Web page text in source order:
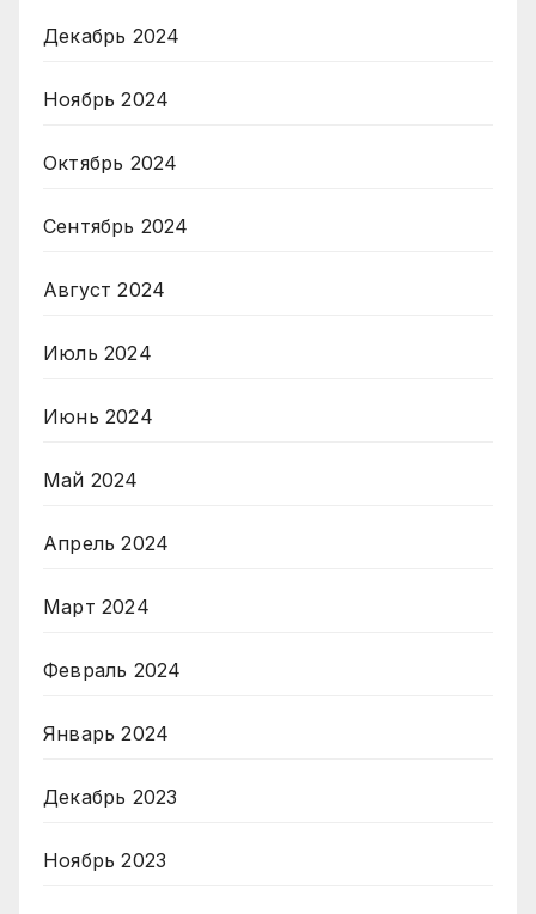
Декабрь 2024
Ноябрь 2024
Октябрь 2024
Сентябрь 2024
Август 2024
Июль 2024
Июнь 2024
Май 2024
Апрель 2024
Март 2024
Февраль 2024
Январь 2024
Декабрь 2023
Ноябрь 2023